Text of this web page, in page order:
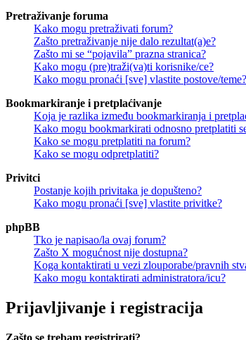
Pretraživanje foruma
Kako mogu pretraživati forum?
Zašto pretraživanje nije dalo rezultat(a)e?
Zašto mi se “pojavila” prazna stranica?
Kako mogu (pre)traži(va)ti korisnike/ce?
Kako mogu pronaći [sve] vlastite postove/teme?
Bookmarkiranje i pretplaćivanje
Koja je razlika između bookmarkiranja i
Kako mogu bookmarkirati odnosno pretplatiti
Kako se mogu pretplatiti na forum?
Kako se mogu odpretplatiti?
Privitci
Postanje kojih privitaka je dopušteno?
Kako mogu pronaći [sve] vlastite privitke?
phpBB
Tko je napisao/la ovaj forum?
Zašto X mogućnost nije dostupna?
Koga kontaktirati u vezi zlouporabe/pravnih
Kako mogu kontaktirati administratora/icu?
Prijavljivanje i registracija
Zašto se trebam registrirati?